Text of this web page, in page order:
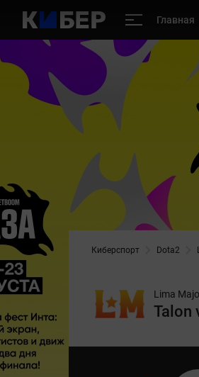
Главная
Киберспорт Dota2
Lima
Talon